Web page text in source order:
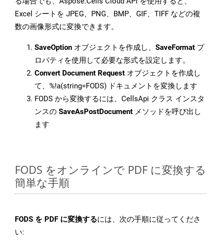
Excel シートを JPEG、PNG、BMP、GIF、TIFF などの複
数の画像形式に変換できます。
SaveOption オブジェクトを作成し、 SaveFormat プ
ロパティを使用して必要な形式を設定します。
Convert Document Request オブジェクトを作成し
て、%!a(string=FODS) ドキュメントを変換します
FODS から変換するには、CellsApi クラス インスタ
ンスの SaveAsPostDocument メソッドを呼び出し
ます
FODS をオンラインで PDF に変換する
簡単な手順
FODS を PDF に変換するには、次の手順に従ってくださ
い: